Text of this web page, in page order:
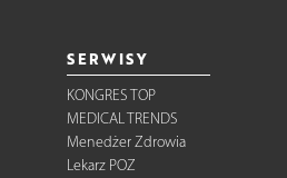
SERWISY
KONGRES TOP
MEDICAL TRENDS
Menedżer Zdrowia
Lekarz POZ